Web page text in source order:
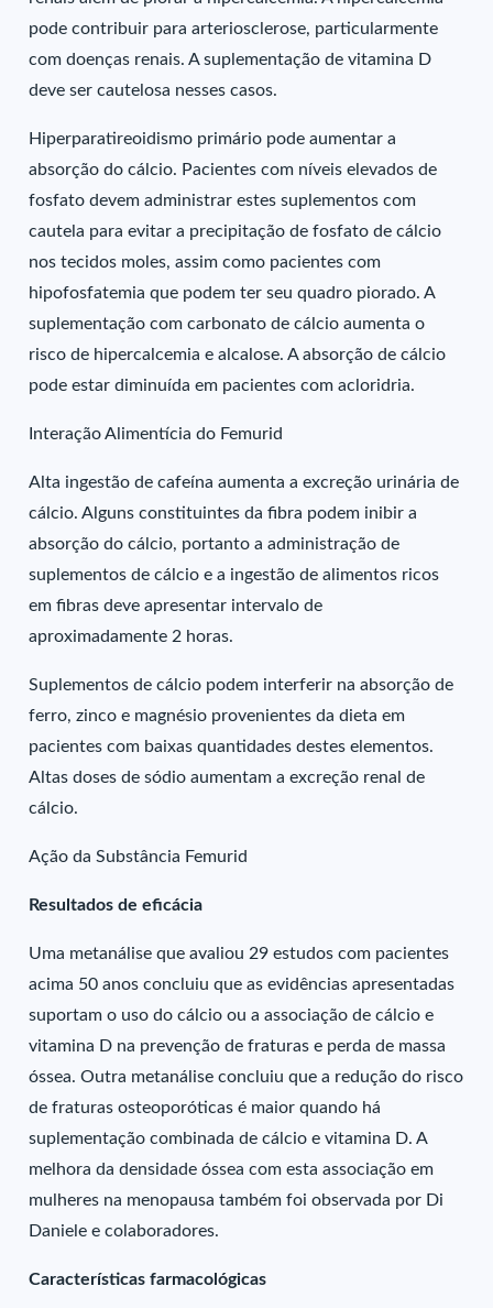
pode contribuir para arteriosclerose, particularmente
com doenças renais. A suplementação de vitamina D
deve ser cautelosa nesses casos.
Hiperparatireoidismo primário pode aumentar a
absorção do cálcio. Pacientes com níveis elevados de
fosfato devem administrar estes suplementos com
cautela para evitar a precipitação de fosfato de cálcio
nos tecidos moles, assim como pacientes com
hipofosfatemia que podem ter seu quadro piorado. A
suplementação com carbonato de cálcio aumenta o
risco de hipercalcemia e alcalose. A absorção de cálcio
pode estar diminuída em pacientes com acloridria.
Interação Alimentícia do Femurid
Alta ingestão de cafeína aumenta a excreção urinária de
cálcio. Alguns constituintes da fibra podem inibir a
absorção do cálcio, portanto a administração de
suplementos de cálcio e a ingestão de alimentos ricos
em fibras deve apresentar intervalo de
aproximadamente 2 horas.
Suplementos de cálcio podem interferir na absorção de
ferro, zinco e magnésio provenientes da dieta em
pacientes com baixas quantidades destes elementos.
Altas doses de sódio aumentam a excreção renal de
cálcio.
Ação da Substância Femurid
Resultados de eficácia
Uma metanálise que avaliou 29 estudos com pacientes
acima 50 anos concluiu que as evidências apresentadas
suportam o uso do cálcio ou a associação de cálcio e
vitamina D na prevenção de fraturas e perda de massa
óssea. Outra metanálise concluiu que a redução do risco
de fraturas osteoporóticas é maior quando há
suplementação combinada de cálcio e vitamina D. A
melhora da densidade óssea com esta associação em
mulheres na menopausa também foi observada por Di
Daniele e colaboradores.
Características farmacológicas